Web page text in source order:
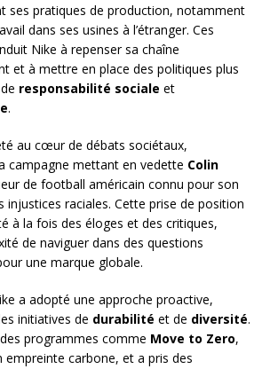
ses pratiques de production, notamment
dans ses usines à l’étranger. Ces
Nike à repenser sa chaîne
et à mettre en place des politiques plus
responsabilité sociale et
.
au cœur de débats sociétaux,
campagne mettant en vedette Colin
de football américain connu pour son
injustices raciales. Cette prise de position
à la fois des éloges et des critiques,
de naviguer dans des questions
une marque globale.
a adopté une approche proactive,
initiatives de durabilité et de diversité.
programmes comme Move to Zero,
empreinte carbone, et a pris des